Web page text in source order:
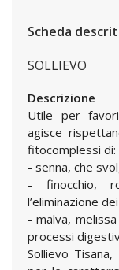
Scheda
SOLLIEVO
Descrizione
Utile per
agisce
fitocomplessi di:
- senna, che
- finocchio,
l’eliminazione
- malva,
processi
Sollievo